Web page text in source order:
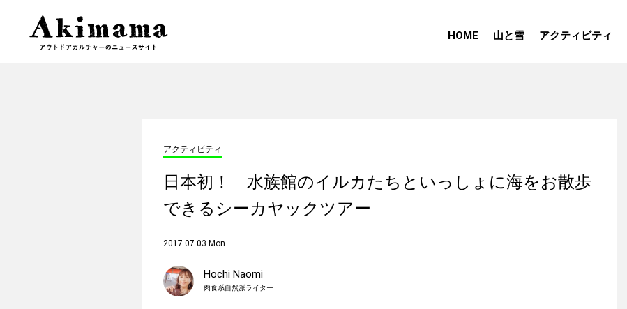
HOME 山と雪 アクティビティ
アクティビティ
日本初！ 水族館のイルカたちといっしょに海をお散歩
できるシーカヤックツアー
2017.07.03 Mon
Hochi Naomi
肉食系自然派ライター